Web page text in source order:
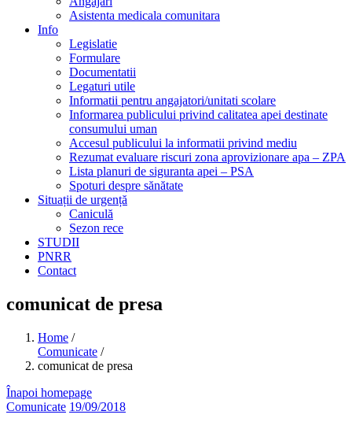
Asistenta medicala comunitara
Info
Legislatie
Formulare
Documentatii
Legaturi utile
Informatii pentru angajatori/unitati scolare
Informarea publicului privind calitatea apei destinate
consumului uman
Accesul publicului la informatii privind mediu
Rezumat evaluare riscuri zona aprovizionare apa – ZPA
Lista planuri de siguranta apei – PSA
Spoturi despre sănătate
Situații de urgență
Caniculă
Sezon rece
STUDII
PNRR
Contact
comunicat de presa
Home /
Comunicate /
comunicat de presa
Înapoi homepage
Comunicate 19/09/2018